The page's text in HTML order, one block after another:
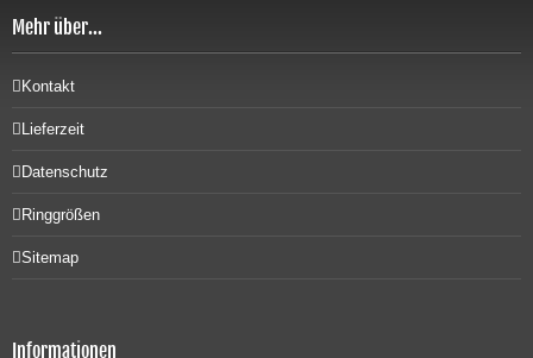
Mehr über...
Kontakt
Lieferzeit
Datenschutz
Ringgrößen
Sitemap
Informationen